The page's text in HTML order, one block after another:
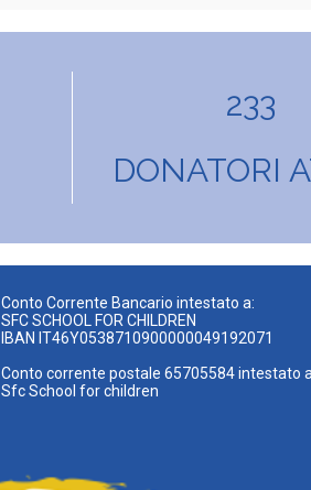
233
DONATORI
Conto Corrente Bancario intestato a:
SFC SCHOOL FOR CHILDREN
IBAN IT46Y0538710900000049192071
Conto corrente postale 65705584 intestato
Sfc School for children